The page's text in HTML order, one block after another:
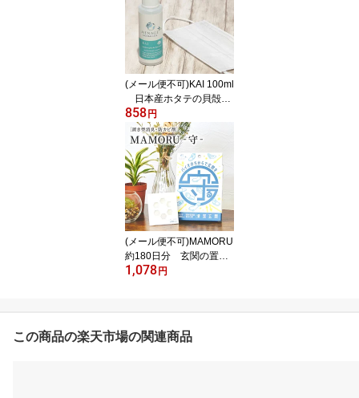
(メール便不可)KAI 100ml
日本産ホタテの貝殻を
使用したアルコールフリ
ー＆香料フリーのマスク
用除菌消臭スプレー M
ENAGE PLUS KAI-快-
メナージュプラス カ
イ 塩化ベンザルコニウ
ム配合
858円
(メール便不可)MAMORU
約180日分 玄関の置き
型消臭・除菌・抗ウイル
1,078円
この商品の楽天市場の関連商品